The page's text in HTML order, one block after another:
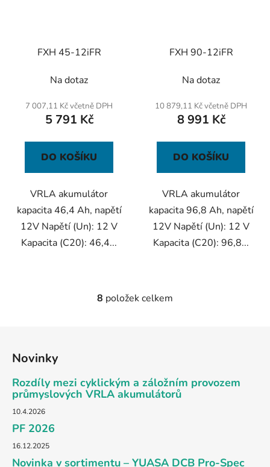
FXH 45-12iFR
Na dotaz
7 007,11 Kč včetně DPH
5 791 Kč
DO KOŠÍKU
VRLA akumulátor
kapacita 46,4 Ah, napětí
12V Napětí (Un): 12 V
Kapacita (C20): 46,4...
FXH 90-12iFR
Na dotaz
10 879,11 Kč včetně DPH
8 991 Kč
DO KOŠÍKU
VRLA akumulátor
kapacita 96,8 Ah, napětí
12V Napětí (Un): 12 V
Kapacita (C20): 96,8...
O
c
í
y
8 položek celkem
Novinky
Rozdíly mezi cyklickým a záložním provozem
průmyslových VRLA akumulátorů
10.4.2026
PF 2026
16.12.2025
Novinka v sortimentu – YUASA DCB Pro-Spec